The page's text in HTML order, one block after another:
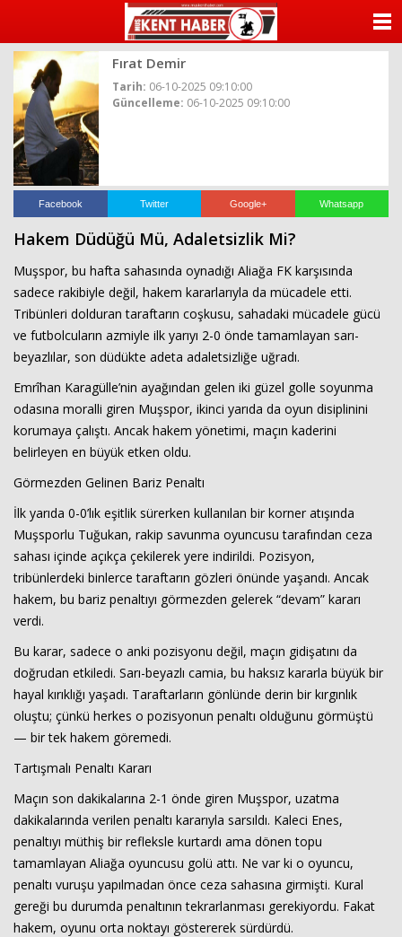
Fırat Demir
Tarih: 06-10-2025 09:10:00
Güncelleme: 06-10-2025 09:10:00
Facebook Twitter Google+ Whatsapp
Hakem Düdüğü Mü, Adaletsizlik Mi?
Muşspor, bu hafta sahasında oynadığı Aliağa FK karşısında
sadece rakibiyle değil, hakem kararlarıyla da mücadele etti.
Tribünleri dolduran taraftarın coşkusu, sahadaki mücadele gücü
ve futbolcuların azmiyle ilk yarıyı 2-0 önde tamamlayan sarı-
beyazlılar, son düdükte adeta adaletsizliğe uğradı.
Emrîhan Karagülle’nin ayağından gelen iki güzel golle soyunma
odasına moralli giren Muşspor, ikinci yarıda da oyun disiplinini
korumaya çalıştı. Ancak hakem yönetimi, maçın kaderini
belirleyen en büyük etken oldu.
Görmezden Gelinen Bariz Penaltı
İlk yarıda 0-0’lık eşitlik sürerken kullanılan bir korner atışında
Muşsporlu Tuğukan, rakip savunma oyuncusu tarafından ceza
sahası içinde açıkça çekilerek yere indirildi. Pozisyon,
tribünlerdeki binlerce taraftarın gözleri önünde yaşandı. Ancak
hakem, bu bariz penaltıyı görmezden gelerek “devam” kararı
verdi.
Bu karar, sadece o anki pozisyonu değil, maçın gidişatını da
doğrudan etkiledi. Sarı-beyazlı camia, bu haksız kararla büyük bir
hayal kırıklığı yaşadı. Taraftarların gönlünde derin bir kırgınlık
oluştu; çünkü herkes o pozisyonun penaltı olduğunu görmüştü
— bir tek hakem göremedi.
Tartışmalı Penaltı Kararı
Maçın son dakikalarına 2-1 önde giren Muşspor, uzatma
dakikalarında verilen penaltı kararıyla sarsıldı. Kaleci Enes,
penaltıyı müthiş bir refleksle kurtardı ama dönen topu
tamamlayan Aliağa oyuncusu golü attı. Ne var ki o oyuncu,
penaltı vuruşu yapılmadan önce ceza sahasına girmişti. Kural
gereği bu durumda penaltının tekrarlanması gerekiyordu. Fakat
hakem, oyunu orta noktayı göstererek sürdürdü.
ANASAYFA
YAZARLAR
VİDEO GALERİ
İLETİŞİM